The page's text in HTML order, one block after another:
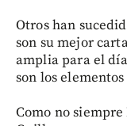
Otros han
son su mejor
amplia para el
son los
Como no